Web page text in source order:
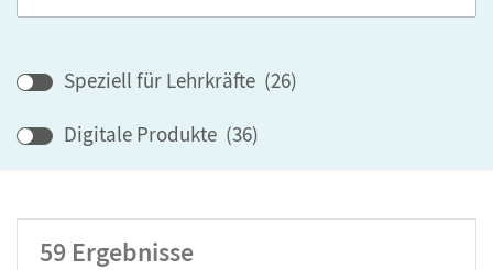
Klassenstufe
Speziell für Lehrkräfte (26)
Digitale Produkte (36)
59 Ergebnisse